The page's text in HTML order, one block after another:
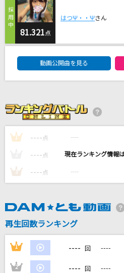
別の人の彼女になったよ
wacci
桜晴
優里
[生音]楓
コンテンポラリのダンス
初星学園
もっと
DAMに会員登録・
81.321 点
はつΨ・・Ψさん
動画公開曲を見る
1 ---- 点 ----
---- 点 ----
3 ---- 点 ----
再生回数ランキング
1 ---- 回 ----
2 ---- 回 ----